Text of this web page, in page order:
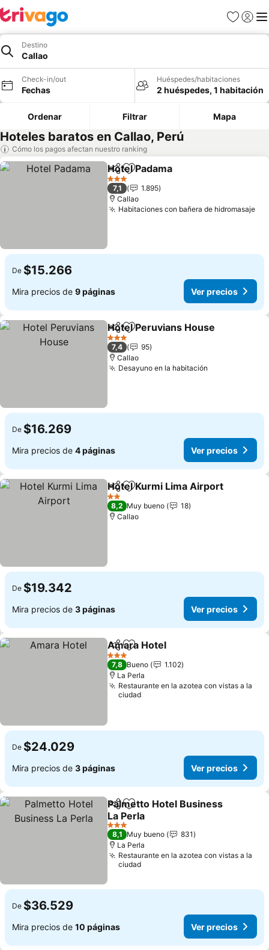
Favoritos
Iniciar
Destino
Callao
Check-in/out
Fechas
Huéspedes/habitaciones
2 huéspedes, 1 habitación
Ordenar Filtrar Mapa
Hoteles baratos en Callao, Perú
Cómo los pagos afectan nuestro ranking
CompartirAgregar a favoritos
Hotel Padama
3 Estrellas
7,1
1.895
Callao
Habitaciones con bañera de hidromasaje
De $15.266
Mira precios de 9 páginas Ver precios
CompartirAgregar a favoritos
Hotel Peruvians House
3 Estrellas
7,4
95
Callao
Desayuno en la habitación
De $16.269
Mira precios de 4 páginas Ver precios
CompartirAgregar a favoritos
Hotel Kurmi Lima Airport
2 Estrellas
8,2 Muy bueno
18
Callao
De $19.342
Mira precios de 3 páginas Ver precios
CompartirAgregar a favoritos
Amara Hotel
3 Estrellas
7,8 Bueno
1.102
La Perla
Restaurante en la azotea con vistas a la
ciudad
De $24.029
Mira precios de 3 páginas Ver precios
CompartirAgregar a favoritos
Palmetto Hotel Business
La Perla
Ver precios
3 Estrellas
8,1 Muy bueno
831
La Perla
Restaurante en la azotea con vistas a la
ciudad
De $36.529
Mira precios de 10 páginas Ver precios